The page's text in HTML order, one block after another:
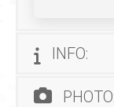
INFO:
PHOTO: